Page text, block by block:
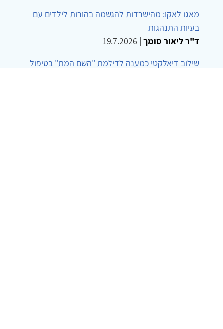
מאגו לאקו: מהישרדות להגשמה בהורות לילדים עם
בעיות התנהגות
ד"ר ליאור סומך |
19.7.2026
שילוב דיאלקטי כמענה לדילמת "השם המת" בטיפול